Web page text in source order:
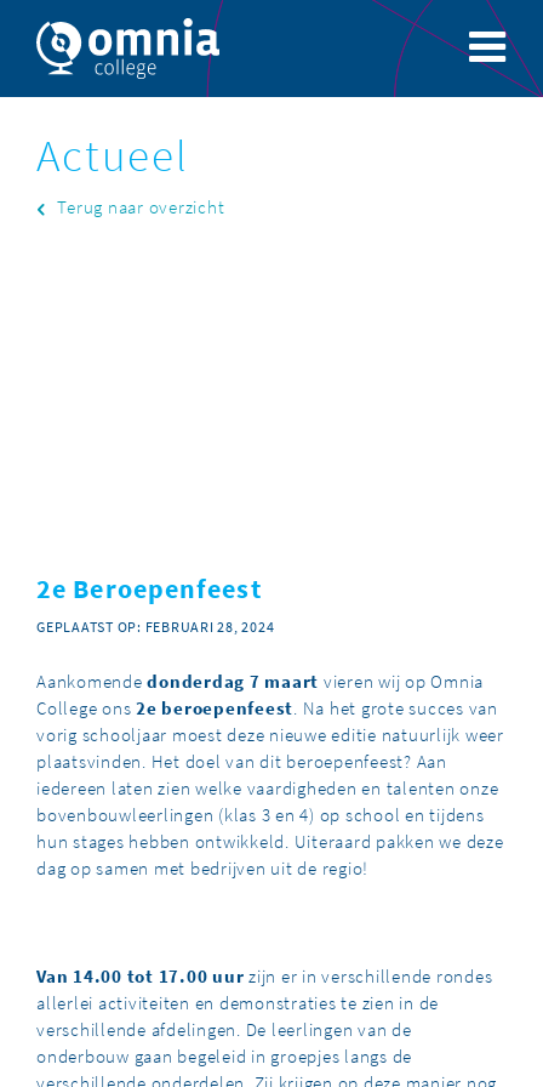
Actueel
Terug naar overzicht
2e Beroepenfeest
GEPLAATST OP: FEBRUARI 28, 2024
Aankomendedonderdag 7 maart vieren wij op Omnia
College ons 2e beroepenfeest. Na het grote succes van
vorig schooljaar moest deze nieuwe editie natuurlijk weer
plaatsvinden. Het doel van dit beroepenfeest? Aan
iedereen laten zien welke vaardigheden en talenten onze
bovenbouwleerlingen (klas 3 en 4) op school en tijdens
hun stages hebben ontwikkeld. Uiteraard pakken we deze
dag op samen met bedrijven uit de regio!
Van 14.00 tot 17.00 uur zijn er in verschillende rondes
allerlei activiteiten en demonstraties te zien in de
verschillende afdelingen. De leerlingen van de
onderbouw gaan begeleid in groepjes langs de